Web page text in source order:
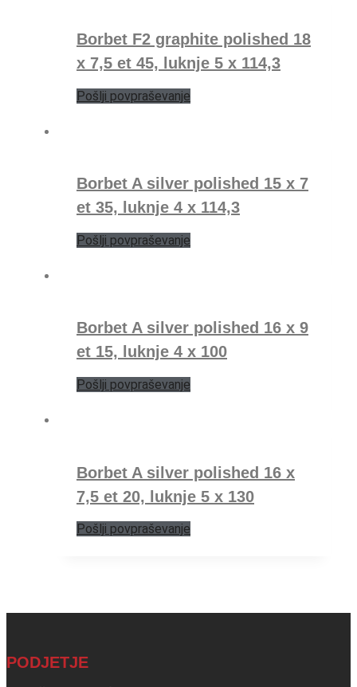
Borbet F2 graphite polished 18
x 7,5 et 45, luknje 5 x 114,3
Pošlji povpraševanje
Borbet A silver polished 15 x 7
et 35, luknje 4 x 114,3
Pošlji povpraševanje
Borbet A silver polished 16 x 9
et 15, luknje 4 x 100
Pošlji povpraševanje
Borbet A silver polished 16 x
7,5 et 20, luknje 5 x 130
Pošlji povpraševanje
PODJETJE